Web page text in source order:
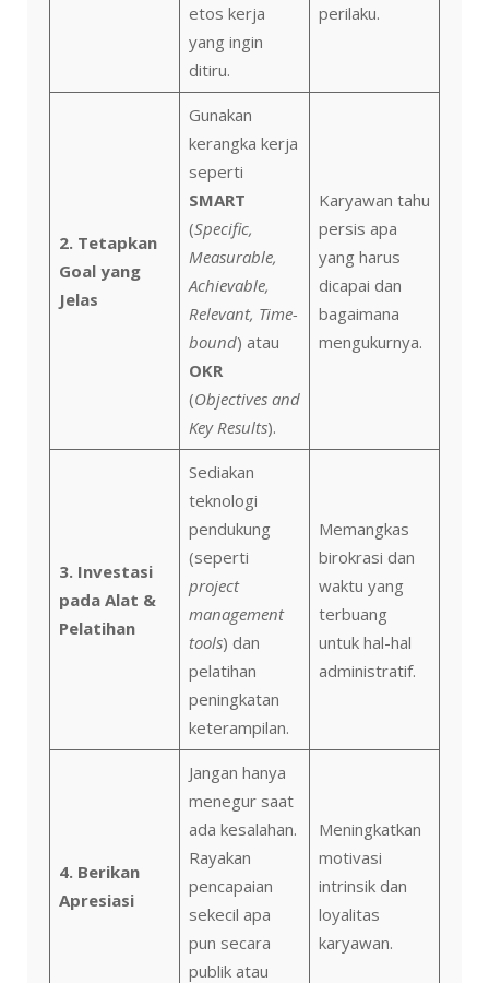
etos kerja
yang ingin
ditiru.
perilaku.
2. Tetapkan
Goal yang
Jelas
Gunakan
kerangka kerja
seperti
SMART
(Specific,
Measurable,
Achievable,
Relevant, Time-
bound) atau
OKR
(Objectives and
Key Results).
Karyawan tahu
persis apa
yang harus
dicapai dan
bagaimana
mengukurnya.
3. Investasi
pada Alat &
Pelatihan
Sediakan
teknologi
pendukung
(seperti
project
management
tools) dan
pelatihan
peningkatan
keterampilan.
Memangkas
birokrasi dan
waktu yang
terbuang
untuk hal-hal
administratif.
4. Berikan
Apresiasi
Jangan hanya
menegur saat
ada kesalahan.
Rayakan
pencapaian
sekecil apa
pun secara
publik atau
Meningkatkan
motivasi
intrinsik dan
loyalitas
karyawan.